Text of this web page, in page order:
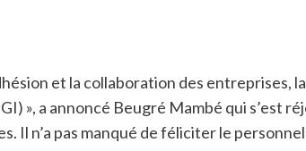
et la collaboration des entreprises,
», a annoncé Beugré Mambé qui s’est
n’a pas manqué de féliciter le